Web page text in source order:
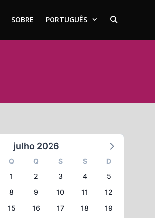
SOBRE PORTUGUÊS
julho 2026
Q Q S S
D
1
2 3 4
5
8 9 10 11
12
15 16 17 18
19